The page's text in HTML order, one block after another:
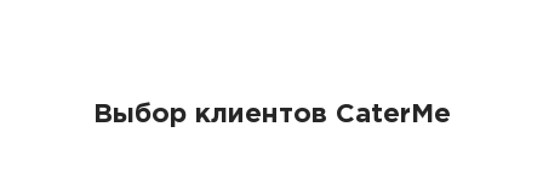
Выбор клиентов CaterMe